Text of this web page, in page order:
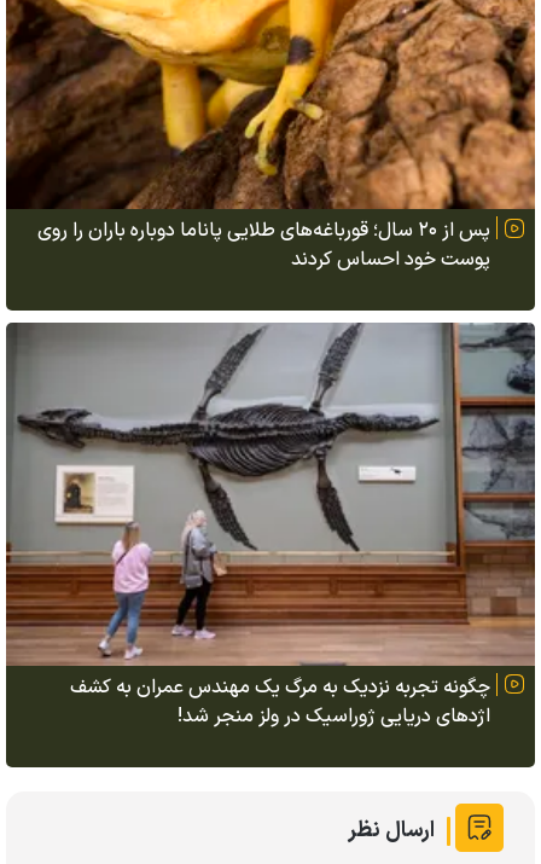
پس از ۲۰ سال؛ قورباغه‌های طلایی پاناما دوباره باران را روی
پوست خود احساس کردند
چگونه تجربه نزدیک به مرگ یک مهندس عمران به کشف
اژد‌های دریایی ژوراسیک در ولز منجر شد!
ارسال نظر